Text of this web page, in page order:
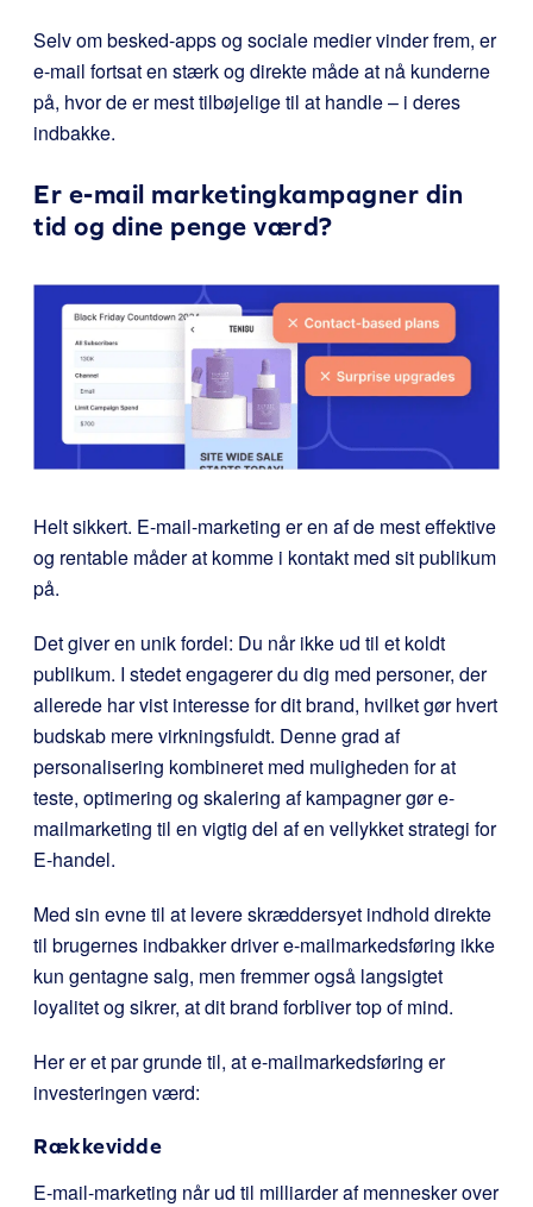
Selv om besked-apps og sociale medier vinder frem, er
e-mail fortsat en stærk og direkte måde at nå kunderne
på, hvor de er mest tilbøjelige til at handle – i deres
indbakke.
Er e-mail marketingkampagner din
tid og dine penge værd?
Helt sikkert. E-mail-marketing er en af de mest effektive
og rentable måder at komme i kontakt med sit publikum
på.
Det giver en unik fordel: Du når ikke ud til et koldt
publikum. I stedet engagerer du dig med personer, der
allerede har vist interesse for dit brand, hvilket gør hvert
budskab mere virkningsfuldt. Denne grad af
personalisering kombineret med muligheden for at
teste, optimering og skalering af kampagner gør e-
mailmarketing til en vigtig del af en vellykket strategi for
E-handel.
Med sin evne til at levere skræddersyet indhold direkte
til brugernes indbakker driver e-mailmarkedsføring ikke
kun gentagne salg, men fremmer også langsigtet
loyalitet og sikrer, at dit brand forbliver top of mind.
Her er et par grunde til, at e-mailmarkedsføring er
investeringen værd:
Rækkevidde
E-mail-marketing når ud til milliarder af mennesker over